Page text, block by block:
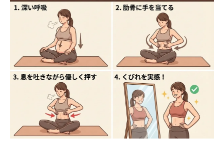
リブフレア解消へ理学療法士が伝える実践法
ボディメイク・産後の肋骨矯正でリブフレ
アを克服する方法
肋骨締めの正しいやり方を理学療法士が徹
底解説
くびれ効果を高める肋骨呼吸の実践ポイン
ト
ウエストを細くする肋骨矯正のビフォーア
フター体験